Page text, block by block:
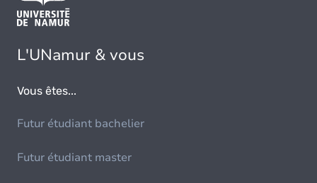
L'UNamur & vous
Vous êtes...
Futur étudiant bachelier
Futur étudiant master